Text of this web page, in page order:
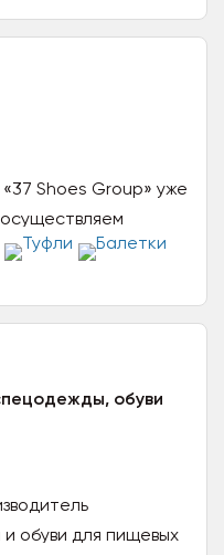
Shoes Group» уже
обуви
обуви для пищевых